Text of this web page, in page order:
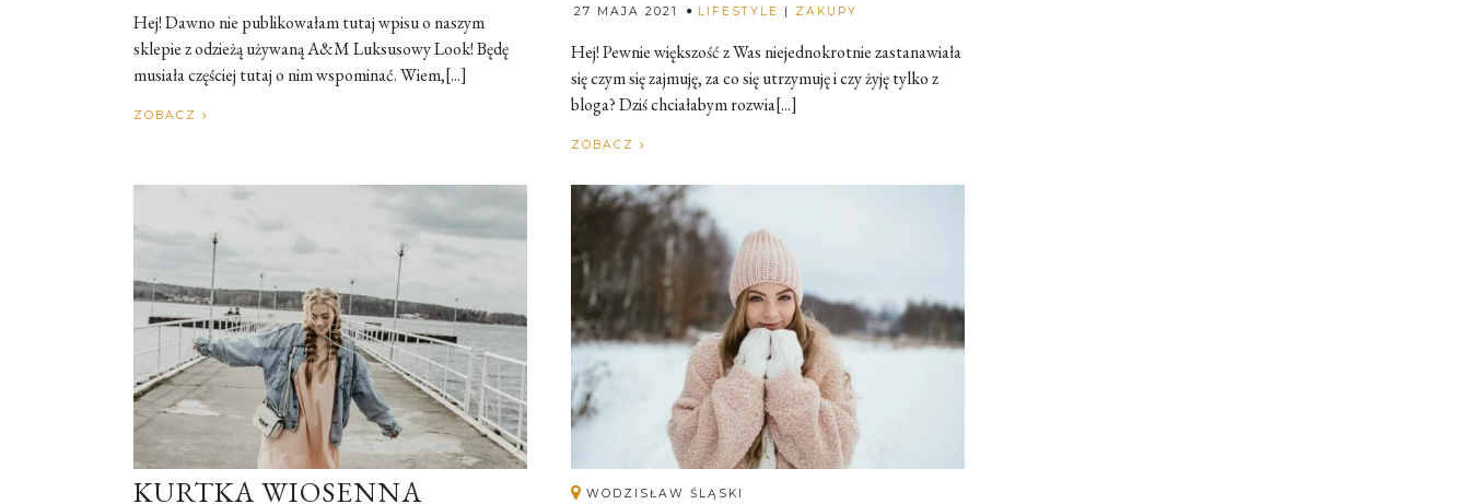
Hej! Dawno nie publikowałam tutaj wpisu o naszym
sklepie z odzieżą używaną A&M Luksusowy Look! Będę
musiała częściej tutaj o nim wspominać. Wiem,[...]
ZOBACZ
27 MAJA 2021 LIFESTYLE | ZAKUPY
Hej! Pewnie większość z Was niejednokrotnie zastanawiała
się czym się zajmuję, za co się utrzymuję i czy żyję tylko z
bloga? Dziś chciałabym rozwia[...]
ZOBACZ
KURTKA WIOSENNA WODZISŁAW ŚLĄSKI